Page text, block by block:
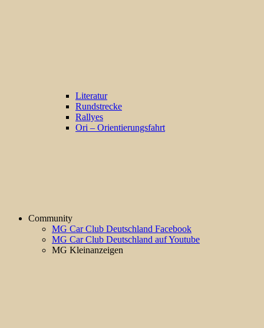
Literatur
Rundstrecke
Rallyes
Ori – Orientierungsfahrt
Community
MG Car Club Deutschland Facebook
MG Car Club Deutschland auf Youtube
MG Kleinanzeigen